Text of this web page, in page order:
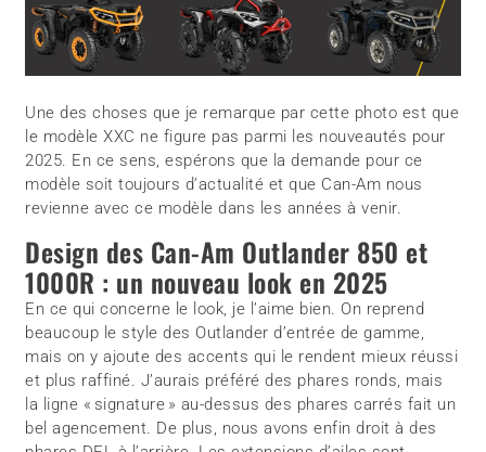
Une des choses que je remarque par cette photo est que
le modèle XXC ne figure pas parmi les nouveautés pour
2025. En ce sens, espérons que la demande pour ce
modèle soit toujours d’actualité et que Can-Am nous
revienne avec ce modèle dans les années à venir.
Design des Can-Am Outlander 850 et
1000R : un nouveau look en 2025
En ce qui concerne le look, je l’aime bien. On reprend
beaucoup le style des Outlander d’entrée de gamme,
mais on y ajoute des accents qui le rendent mieux réussi
et plus raffiné. J’aurais préféré des phares ronds, mais
la ligne « signature » au-dessus des phares carrés fait un
bel agencement. De plus, nous avons enfin droit à des